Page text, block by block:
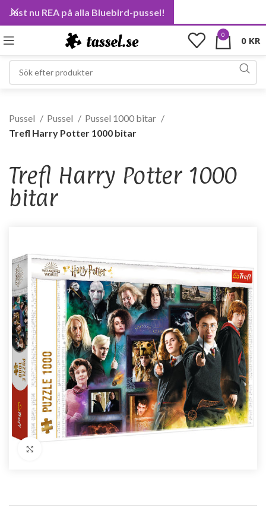
0 0 KR
Pussel Pussel
Pussel 1000 bitar
Trefl Harry Potter 1000 bitar
Trefl Harry Potter 1000
bitar
Just nu REA på alla Bluebird-pussel!